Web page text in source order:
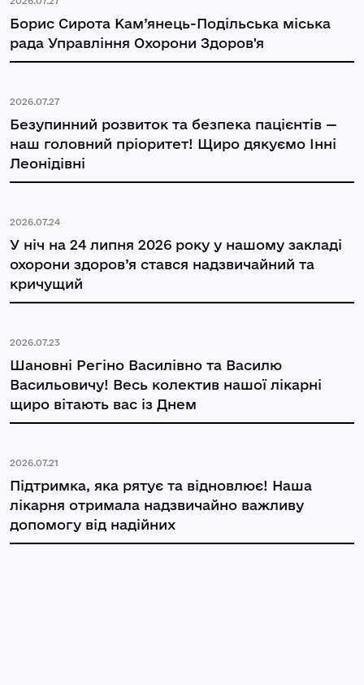
Борис Сирота Кам’янець-Подільська міська
рада Управління Охорони Здоров'я
2026.07.27
Безупинний розвиток та безпека пацієнтів —
наш головний пріоритет! Щиро дякуємо Інні
Леонідівні
2026.07.24
У ніч на 24 липня 2026 року у нашому закладі
охорони здоров’я стався надзвичайний та
кричущий
2026.07.23
Шановні Регіно Василівно та Василю
Васильовичу! Весь колектив нашої лікарні
щиро вітають вас із Днем
2026.07.21
Підтримка, яка рятує та відновлює! Наша
лікарня отримала надзвичайно важливу
допомогу від надійних